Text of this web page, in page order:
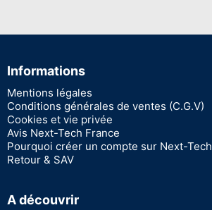
Informations
Mentions légales
Conditions générales de ventes (C.G.V)
Cookies et vie privée
Avis Next-Tech France
Pourquoi créer un compte sur Next-Tech
Retour & SAV
A découvrir